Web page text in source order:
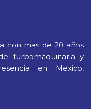
con mas de 20 años
turbomaquinaria y
en Mexico,